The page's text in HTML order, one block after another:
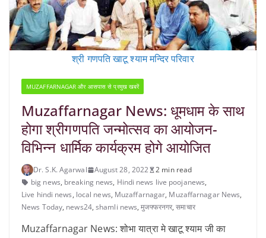
श्री गणपति खाटू श्याम मन्दिर परिवार
MUZAFFARNAGAR और आसपास से प्रमुख खबरें
Muzaffarnagar News: धूमधाम के साथ
होगा श्रीगणपति जन्मोत्सव का आयोजन-
विभिन्न धार्मिक कार्यक्रम होगे आयोजित
Dr. S.K. Agarwal August 28, 2022
2 min read
big news, breaking news, Hindi news live poojanews,
Live hindi news, local news, Muzaffarnagar, Muzaffarnagar News,
News Today, news24,shamli news,मुजफ्फरनगर,समाचार
Muzaffarnagar News: शोभा यात्रा मे खाटू श्याम जी का